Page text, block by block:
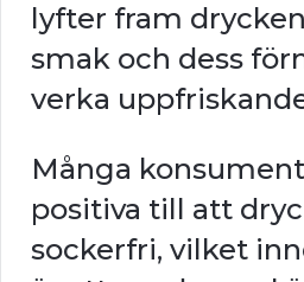
lyfter fram
smak och dess
verka
Många
positiva till att
sockerfri, vilket